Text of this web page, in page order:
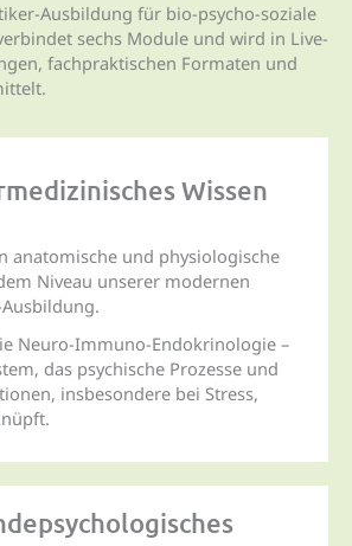
Ausbildung für bio-psycho-soziale
sechs Module und wird in Live-
fachpraktischen Formaten und
Wissen
anatomische und physiologische
Niveau unserer modernen
Neuro-Immuno-Endokrinologie –
das psychische Prozesse und
insbesondere bei Stress,